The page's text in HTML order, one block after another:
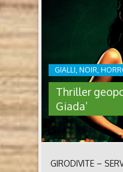
GIALLI, NOIR,
Thriller
Giada’
GIRODIVITE –